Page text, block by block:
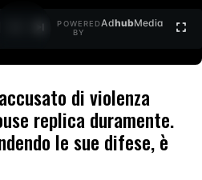
POWERED
BY
AdhubMedia
di violenza
replica duramente.
le sue difese, è